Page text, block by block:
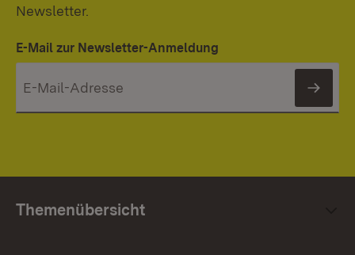
Newsletter.
E-Mail zur Newsletter-Anmeldung
Themenübersicht